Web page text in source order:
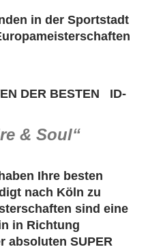
in der Sportstadt
DER BESTEN ID-
& Soul“
Ihre besten
nach Köln zu
sind eine
in Richtung
absoluten SUPER